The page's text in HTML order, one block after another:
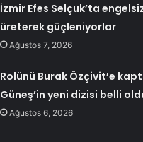
İzmir Efes Selçuk’ta
üreterek güçleniyorlar
Ağustos 7, 2026
Rolünü Burak Özçivit’e
Güneş’in yeni dizisi belli
Ağustos 6, 2026